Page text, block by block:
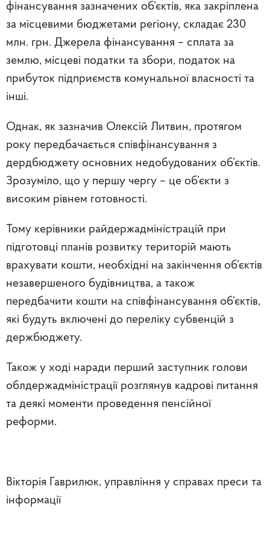
фінансування зазначених об’єктів, яка закріплена
за місцевими бюджетами регіону, складає 230
млн. грн. Джерела фінансування – сплата за
землю, місцеві податки та збори, податок на
прибуток підприємств комунальної власності та
інші.
Однак, як зазначив Олексій Литвин, протягом
року передбачається співфінансування з
дердбюджету основних недобудованих об’єктів.
Зрозуміло, що у першу чергу – це об’єкти з
високим рівнем готовності.
Тому керівники райдержадміністрацій при
підготовці планів розвитку територій мають
врахувати кошти, необхідні на закінчення об’єктів
незавершеного будівництва, а також
передбачити кошти на співфінансування об’єктів,
які будуть включені до переліку субвенцій з
держбюджету.
Також у ході наради перший заступник голови
облдержадміністрації розглянув кадрові питання
та деякі моменти проведення пенсійної
реформи.
Вікторія Гаврилюк, управління у справах преси та
інформації